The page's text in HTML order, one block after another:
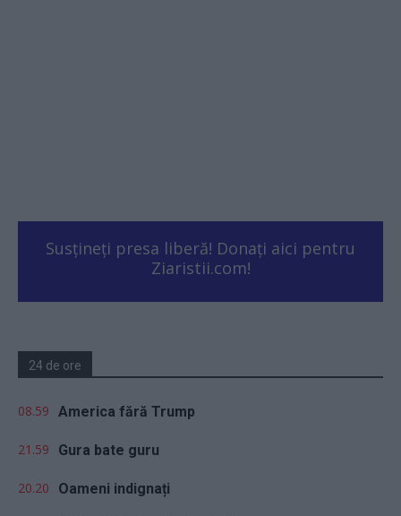
Susțineți presa liberă! Donați aici pentru
Ziaristii.com!
24 de ore
08.59 America fără Trump
21.59 Gura bate guru
20.20 Oameni indignați